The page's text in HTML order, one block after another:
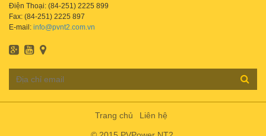
Điện Thoại: (84-251) 2225 899
Fax: (84-251) 2225 897
E-mail: info@pvnt2.com.vn
Trang chủ Liên hệ